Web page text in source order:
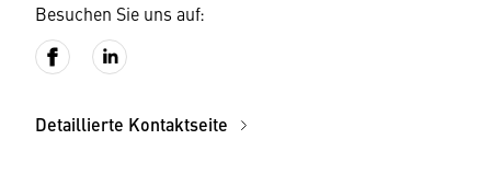
Besuchen Sie uns auf:
Detaillierte Kontaktseite